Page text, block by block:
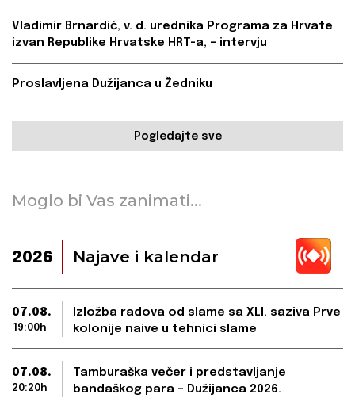
Vladimir Brnardić, v. d. urednika Programa za Hrvate
izvan Republike Hrvatske HRT-a, – intervju
Proslavljena Dužijanca u Žedniku
Pogledajte sve
Moglo bi Vas zanimati...
2026 Najave i kalendar
07.08.
19:00h
Izložba radova od slame sa XLI. saziva Prve
kolonije naive u tehnici slame
07.08.
20:20h
Tamburaška večer i predstavljanje
bandaškog para – Dužijanca 2026.